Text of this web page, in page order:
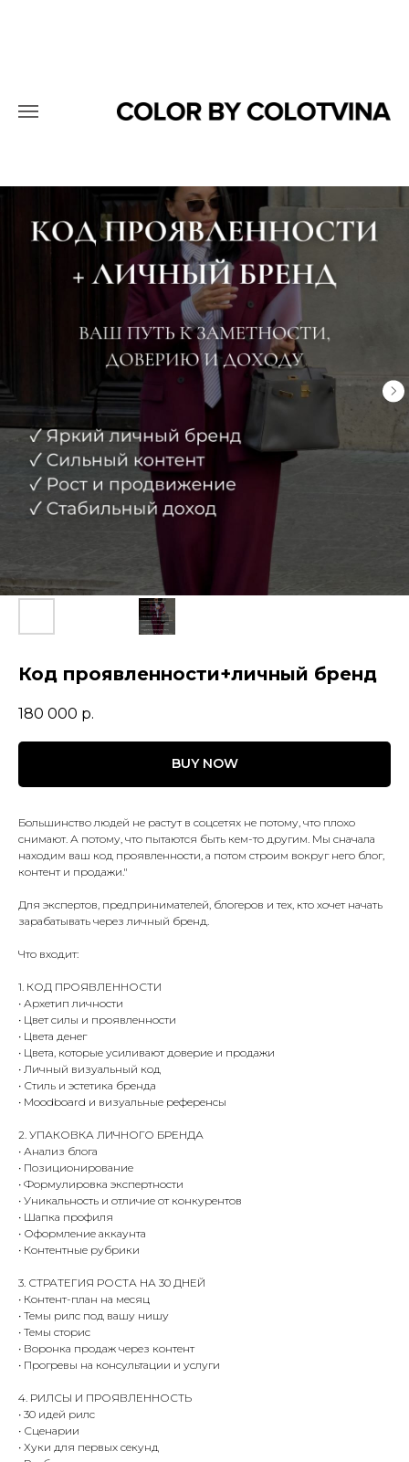
Код проявленности+личный бренд
180 000 р.
BUY NOW
Большинство людей не растут в соцсетях не потому, что плохо
снимают. А потому, что пытаются быть кем-то другим. Мы сначала
находим ваш код проявленности, а потом строим вокруг него блог,
контент и продажи."
Для экспертов, предпринимателей, блогеров и тех, кто хочет начать
зарабатывать через личный бренд.
Что входит:
1. КОД ПРОЯВЛЕННОСТИ
• Архетип личности
• Цвет силы и проявленности
• Цвета денег
• Цвета, которые усиливают доверие и продажи
• Личный визуальный код
• Стиль и эстетика бренда
• Moodboard и визуальные референсы
2. УПАКОВКА ЛИЧНОГО БРЕНДА
• Анализ блога
• Позиционирование
• Формулировка экспертности
• Уникальность и отличие от конкурентов
• Шапка профиля
• Оформление аккаунта
• Контентные рубрики
3. СТРАТЕГИЯ РОСТА НА 30 ДНЕЙ
• Контент-план на месяц
• Темы рилс под вашу нишу
• Темы сторис
• Воронка продаж через контент
• Прогревы на консультации и услуги
4. РИЛСЫ И ПРОЯВЛЕННОСТЬ
• 30 идей рилс
• Сценарии
• Хуки для первых секунд